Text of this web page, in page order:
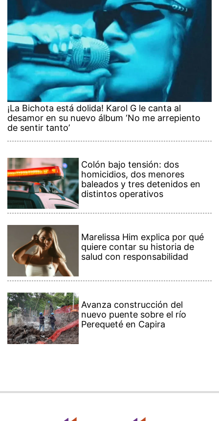
¡La Bichota está dolida! Karol G le canta al
desamor en su nuevo álbum ‘No me arrepiento
de sentir tanto’
Colón bajo tensión: dos
homicidios, dos menores
baleados y tres detenidos en
distintos operativos
Marelissa Him explica por qué
quiere contar su historia de
salud con responsabilidad
Avanza construcción del
nuevo puente sobre el río
Perequeté en Capira